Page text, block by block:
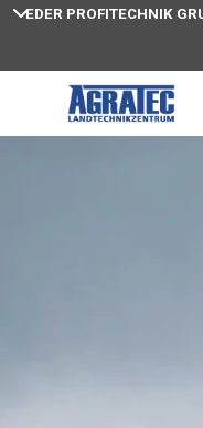
EDER PROFITECHNIK
Home